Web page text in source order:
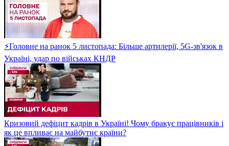
⚡Головне на ранок 5 листопада: Більше артилерії, 5G-зв'язок в
Україні, удар по військах КНДР
Кризовий дефіцит кадрів в Україні! Чому бракує працівників і
як це впливає на майбутнє країни?